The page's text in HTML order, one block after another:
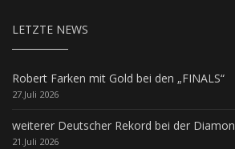
LETZTE NEWS
Robert Farken mit Gold bei den „FINALS“
27.Juli 2026
weiterer Deutscher Rekord bei der
21.Juli 2026